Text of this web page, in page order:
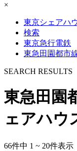
×
東京シェアハ
検索
東京急行電鉄
東急田園都市
SEARCH RESULTS
東急田園
ェアハウ
66件中 1 ~ 20件表示